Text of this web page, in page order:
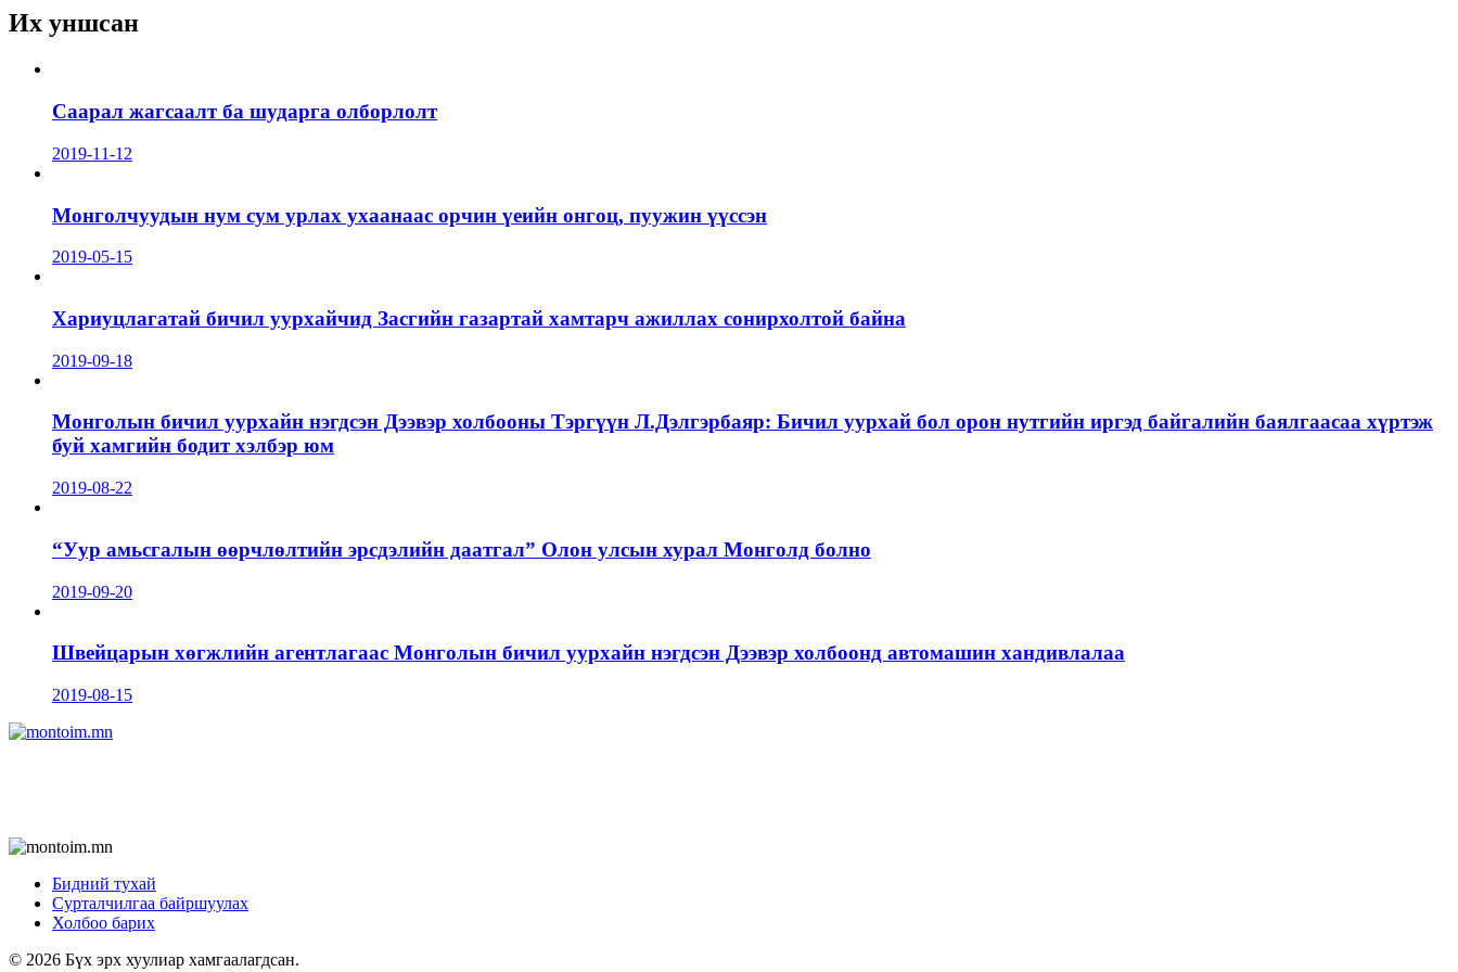
Их уншсан
Саарал жагсаалт ба шударга олборлолт
2019-11-12
Монголчуудын нум сум урлах ухаанаас орчин үеийн онгоц, пуужин үүссэн
2019-05-15
Хариуцлагатай бичил уурхайчид Засгийн газартай хамтарч ажиллах сонирхолтой байна
2019-09-18
Монголын бичил уурхайн нэгдсэн Дээвэр холбооны Тэргүүн Л.Дэлгэрбаяр: Бичил уурхай бол орон нутгийн иргэд байгалийн баялгаасаа хүртэж
буй хамгийн бодит хэлбэр юм
2019-08-22
“Уур амьсгалын өөрчлөлтийн эрсдэлийн даатгал” Олон улсын хурал Монголд болно
2019-09-20
Швейцарын хөгжлийн агентлагаас Монголын бичил уурхайн нэгдсэн Дээвэр холбоонд автомашин хандивлалаа
2019-08-15
Бидний тухай
Сурталчилгаа байршуулах
Холбоо барих
© 2026 Бүх эрх хуулиар хамгаалагдсан.